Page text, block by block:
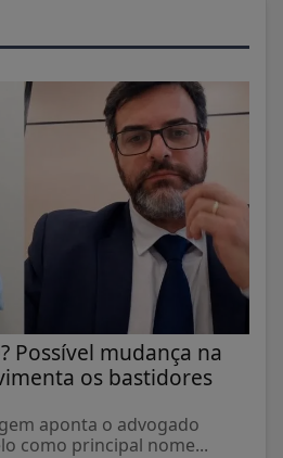
Possível mudança na
os bastidores
aponta o advogado
como principal nome...